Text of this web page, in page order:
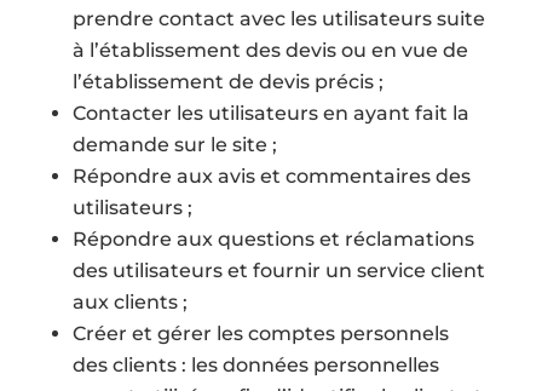
prendre contact avec les utilisateurs suite
à l’établissement des devis ou en vue de
l’établissement de devis précis ;
Contacter les utilisateurs en ayant fait la
demande sur le site ;
Répondre aux avis et commentaires des
utilisateurs ;
Répondre aux questions et réclamations
des utilisateurs et fournir un service client
aux clients ;
Créer et gérer les comptes personnels
des clients : les données personnelles